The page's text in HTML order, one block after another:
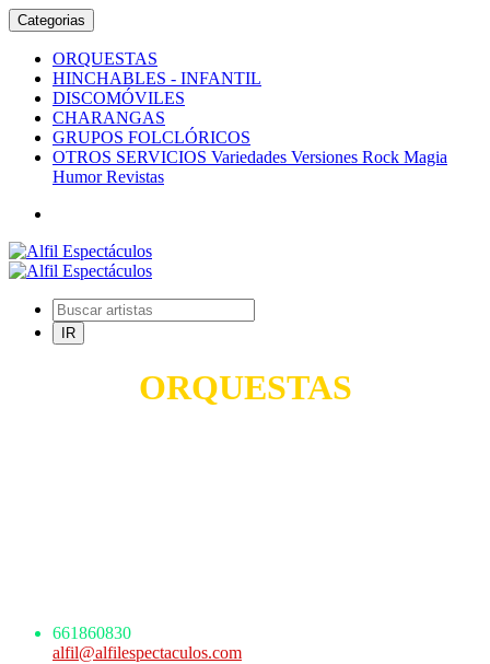
Categorias
ORQUESTAS
HINCHABLES - INFANTIL
DISCOMÓVILES
CHARANGAS
GRUPOS FOLCLÓRICOS
OTROS SERVICIOS Variedades Versiones Rock Magia
Humor Revistas
ORQUESTAS
661860830
alfil@alfilespectaculos.com